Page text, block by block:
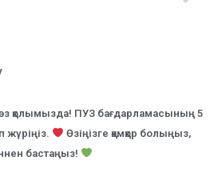
өз қолымызда! ПУЗ бағдарламасының 5
жүріңіз.
Өзіңізге қамқор болыңыз,
бастаңыз!